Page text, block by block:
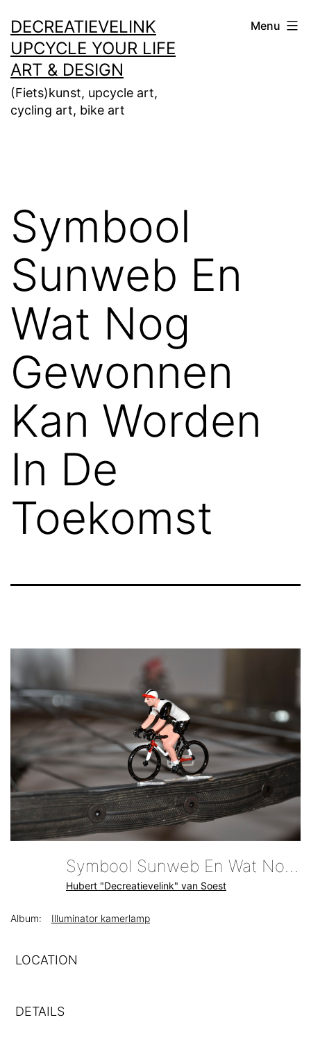
naar
de
inhoud
DECREATIEVELINK
UPCYCLE YOUR LIFE
ART & DESIGN
(Fiets)kunst, upcycle art,
cycling art, bike art
Menu
Symbool
Sunweb En
Wat Nog
Gewonnen
Kan Worden
In De
Toekomst
Symbool Sunweb En Wat Nog Gewonnen Kan Worden In De Toekomst
Hubert "Decreatievelink" van Soest
Album: Illuminator kamerlamp
LOCATION
DETAILS